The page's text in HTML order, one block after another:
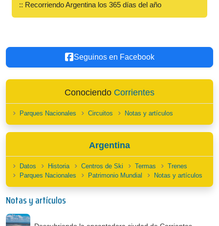
:: Recorriendo Argentina los 365 días del año
Seguinos en Facebook
Conociendo Corrientes
Parques Nacionales Circuitos Notas y artículos
Argentina
Datos Historia Centros de Ski Termas
Trenes
Parques Nacionales
Patrimonio Mundial Notas y artículos
Notas y artículos